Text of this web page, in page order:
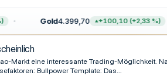
Gold4.399,70 +100,10 (+2,33 %)
Markt eine interessante Trading-Möglichkeit.
Bullpower Template: Das...